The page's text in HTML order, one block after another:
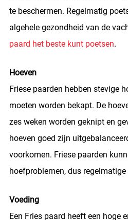
te beschermen. Regelmatig
algehele gezondheid van de
paard het beste kunt poetsen.
Hoeven
Friese paarden hebben stevige
moeten worden bekapt. De
zes weken worden geknipt en
hoeven goed zijn
voorkomen. Friese paarden
hoefproblemen, dus
Voeding
Een Fries paard heeft een hoge